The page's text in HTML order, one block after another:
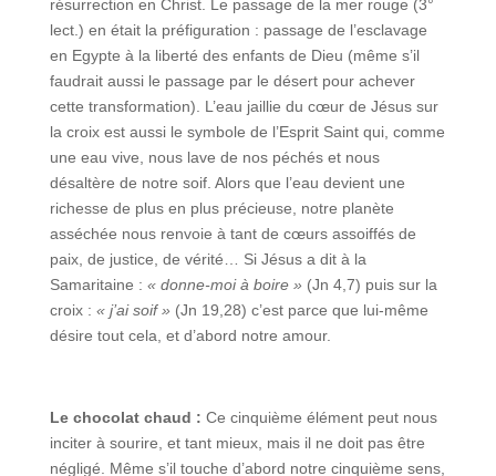
résurrection en Christ. Le passage de la mer rouge (3°
lect.) en était la préfiguration : passage de l’esclavage
en Egypte à la liberté des enfants de Dieu (même s’il
faudrait aussi le passage par le désert pour achever
cette transformation). L’eau jaillie du cœur de Jésus sur
la croix est aussi le symbole de l’Esprit Saint qui, comme
une eau vive, nous lave de nos péchés et nous
désaltère de notre soif. Alors que l’eau devient une
richesse de plus en plus précieuse, notre planète
asséchée nous renvoie à tant de cœurs assoiffés de
paix, de justice, de vérité… Si Jésus a dit à la
Samaritaine : « donne-moi à boire » (Jn 4,7) puis sur la
croix : « j’ai soif » (Jn 19,28) c’est parce que lui-même
désire tout cela, et d’abord notre amour.
Le chocolat chaud : Ce cinquième élément peut nous
inciter à sourire, et tant mieux, mais il ne doit pas être
négligé. Même s’il touche d’abord notre cinquième sens,